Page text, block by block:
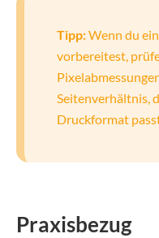
Tipp:Wenn du
vorbereitest,
Seitenverhältnis,
Druckformat
Praxisbezug